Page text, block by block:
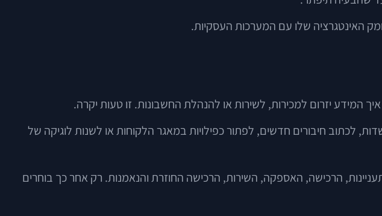
האינטגרציה שלו עם המערכות העסקיות.
יזרום למכירות, לשירות או להנהלת החשבונות. זו טעות יקרה.
לכתוב חיבורים חדשים, לפתור כפילויות במאגר הלקוחות או לשנות לוגיקה של
הרכישה, האספקה, השירות, הרכישה החוזרת והנאמנות. רק אחר כך בוחרים